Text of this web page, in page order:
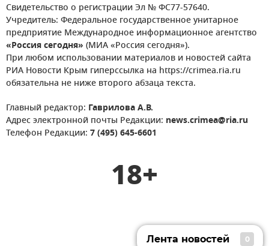
Свидетельство о регистрации Эл № ФС77-57640.
Учредитель: Федеральное государственное унитарное
предприятие Международное информационное агентство
«Россия сегодня» (МИА «Россия сегодня»).
При любом использовании материалов и новостей сайта
РИА Новости Крым гиперссылка на https://crimea.ria.ru
обязательна не ниже второго абзаца текста.
Главный редактор: Гаврилова А.В.
Адрес электронной почты Редакции: news.crimea@ria.ru
Телефон Редакции: 7 (495) 645-6601
18+
Лента новостей 0